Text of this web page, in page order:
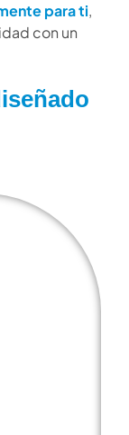
para ti,
con un